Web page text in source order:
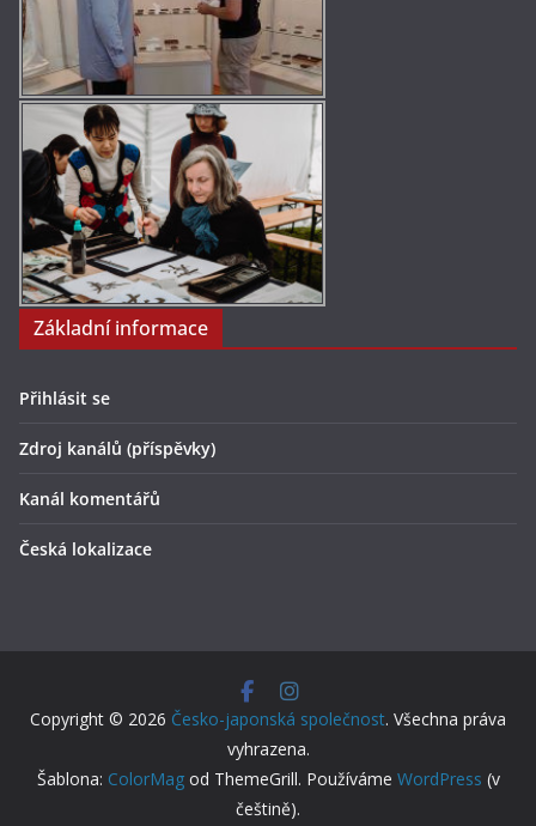
Základní informace
Přihlásit se
Zdroj kanálů (příspěvky)
Kanál komentářů
Česká lokalizace
Copyright © 2026 Česko-japonská společnost. Všechna práva
vyhrazena.
Šablona: ColorMagod ThemeGrill. Používáme WordPress (v
češtině).